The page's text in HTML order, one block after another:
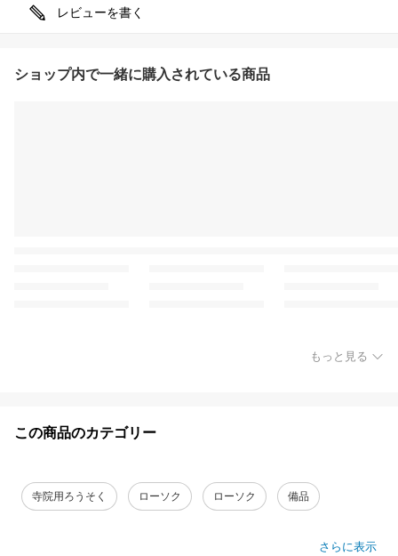
レビューを書く
ショップ内で一緒に購入されている商品
もっと見る
この商品のカテゴリー
寺院用ろうそく ローソク ローソク 備品
さらに表示